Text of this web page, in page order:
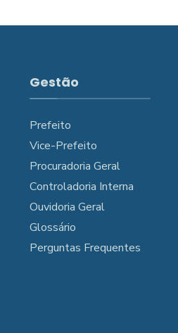
Gestão
Prefeito
Vice-Prefeito
Procuradoria Geral
Controladoria Interna
Ouvidoria Geral
Glossário
Perguntas Frequentes